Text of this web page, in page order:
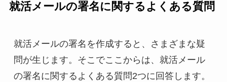
就活メールの署名に関するよくある質問
就活メールの署名を作成すると、さまざまな疑
問が生じます。そこでここからは、就活メール
の署名に関するよくある質問2つに回答します。